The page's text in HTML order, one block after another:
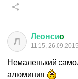
Л Леонсиo
11:15, 26.09.2015
Немаленький
алюминия